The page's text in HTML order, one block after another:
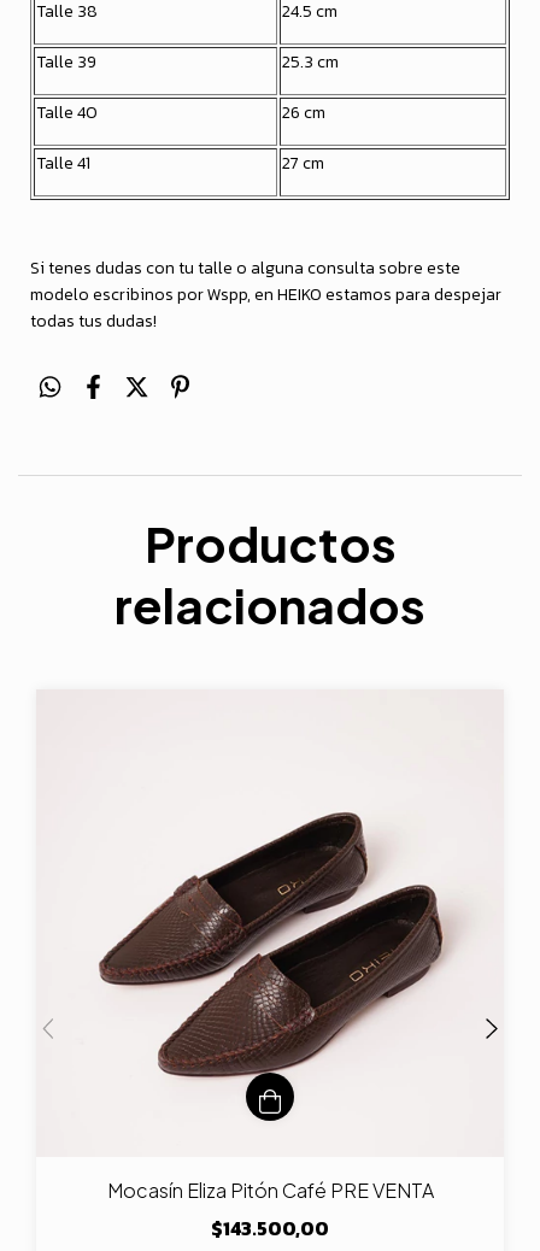
Talle 38
24.5 cm
Talle 39
25.3 cm
Talle 40
26 cm
Talle 41
27 cm
Si tenes dudas con tu talle o alguna consulta sobre este
modelo escribinos por Wspp, en HEIKO estamos para despejar
todas tus dudas!
Productos
relacionados
Mocasín Eliza Pitón Café PRE VENTA
$143.500,00